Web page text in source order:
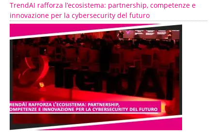
TrendAI rafforza l’ecosistema: partnership, competenze e
innovazione per la cybersecurity del futuro